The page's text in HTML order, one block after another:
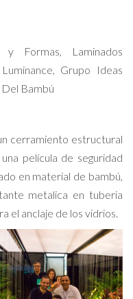
y Formas, Laminados
Grupo Ideas
Bambú
cerramiento estructural
película de seguridad
en material de bambú,
metalica en tuberia
el anclaje de los vidrios.